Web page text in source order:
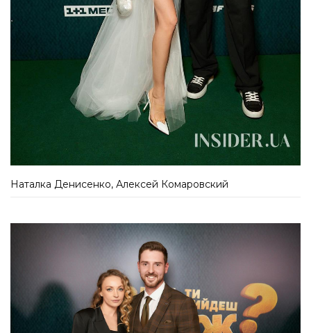
Наталка Денисенко, Алексей Комаровский